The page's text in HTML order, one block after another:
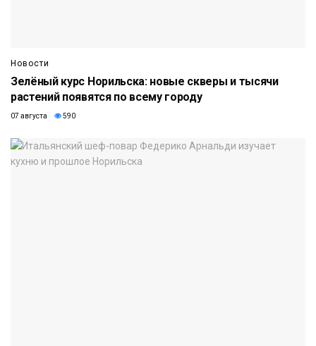
Новости
Зелёный курс Норильска: новые скверы и тысячи
растений появятся по всему городу
07 августа 590